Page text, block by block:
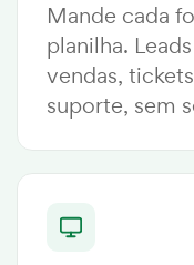
Mande cada
planilha.
vendas,
suporte, sem